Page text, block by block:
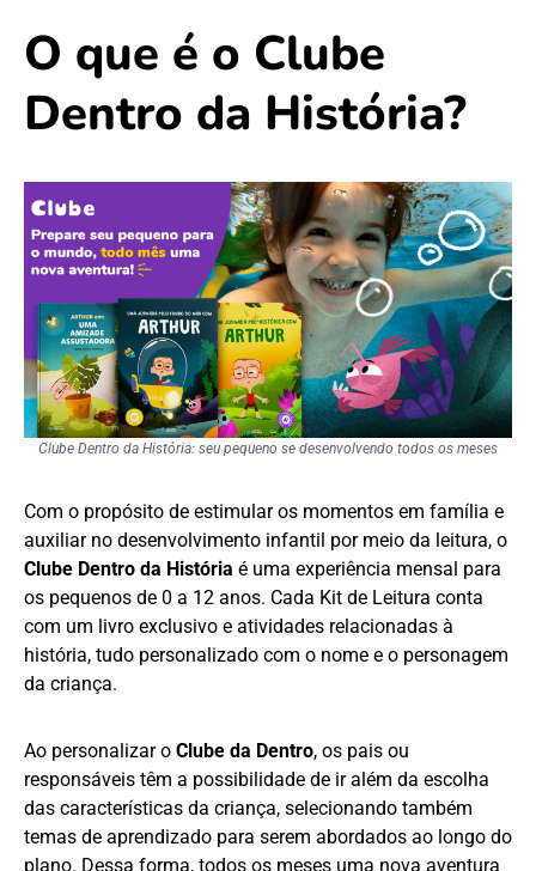
O que é o Clube
Dentro da História?
Clube Dentro da História: seu pequeno se desenvolvendo todos os meses
Com o propósito de estimular os momentos em família e
auxiliar no desenvolvimento infantil por meio da leitura, o
Clube Dentro da História é uma experiência mensal para
os pequenos de 0 a 12 anos. Cada Kit de Leitura conta
com um livro exclusivo e atividades relacionadas à
história, tudo personalizado com o nome e o personagem
da criança.
Ao personalizar o Clube da Dentro, os pais ou
responsáveis têm a possibilidade de ir além da escolha
das características da criança, selecionando também
temas de aprendizado para serem abordados ao longo do
plano. Dessa forma, todos os meses uma nova aventura